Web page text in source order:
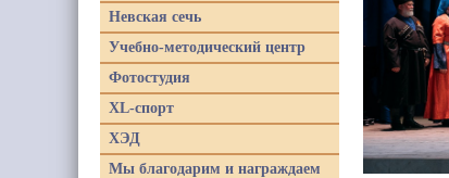
Невская сечь
Учебно-методический центр
Фотостудия
XL-спорт
ХЭД
Мы благодарим и награждаем